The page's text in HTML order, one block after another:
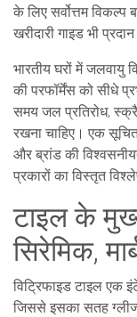
के लिए सर्वोत्तम
खरीदारी गाइड भी
भारतीय घरों में जलवायु
की परफॉर्मेंस को सीधे
समय जल प्रतिरोध,
रखना चाहिए। एक सूचित
और ब्रांड की
प्रकारों का विस्तृत
टाइल के
सिरेमिक,
विट्रिफाइड टाइल एक
जिससे इसका सतह